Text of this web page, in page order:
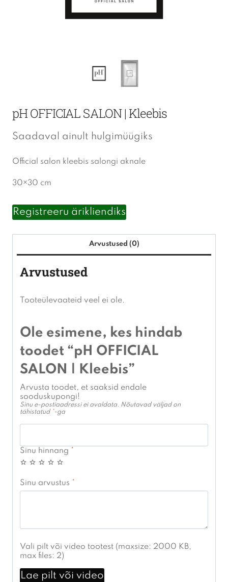
pH OFFICIAL SALON | Kleebis
Saadaval ainult hulgimüügiks
Official salon kleebis salongi aknale
30×30 cm
Registreeru ärikliendiks
Arvustused (0)
Arvustused
Tooteülevaateid veel ei ole.
Ole esimene, kes hindab
toodet “pH OFFICIAL
SALON | Kleebis”
Arvusta toodet, et saaksid endale
sooduskupongi!
Sinu e-postiaadressi ei avaldata.
Nõutavad väljad on
tähistatud *-ga
Sinu hinnang *
Sinu arvustus *
Vali pilt või video tootest (maxsize: 2000 KB,
max files: 2)
Lae pilt või video